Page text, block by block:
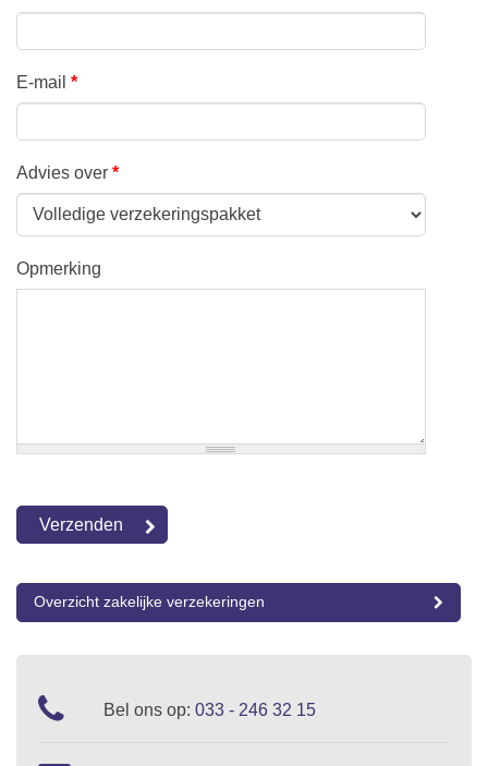
E-mail *
Advies over *
Opmerking
Overzicht zakelijke verzekeringen
Bel ons op: 033 - 246 32 15